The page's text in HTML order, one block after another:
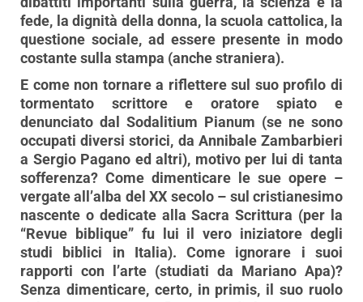
fede, la dignità della donna, la scuola cattolica, la
questione sociale, ad essere presente in modo
costante sulla stampa (anche straniera).
E come non tornare a riflettere sul suo profilo di
tormentato scrittore e oratore spiato e
denunciato dal Sodalitium Pianum (se ne sono
occupati diversi storici, da Annibale Zambarbieri
a Sergio Pagano ed altri), motivo per lui di tanta
sofferenza? Come dimenticare le sue opere –
vergate all’alba del XX secolo – sul cristianesimo
nascente o dedicate alla Sacra Scrittura (per la
“Revue biblique” fu lui il vero iniziatore degli
studi biblici in Italia). Come ignorare i suoi
rapporti con l’arte (studiati da Mariano Apa)?
Senza dimenticare, certo, in primis, il suo ruolo